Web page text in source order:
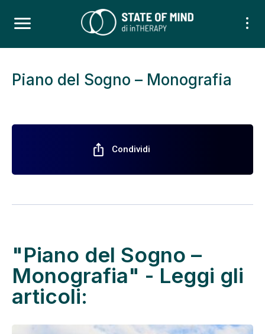
Piano del Sogno – Monografia
ios_share Condividi
"Piano del Sogno –
Monografia" - Leggi gli
articoli: